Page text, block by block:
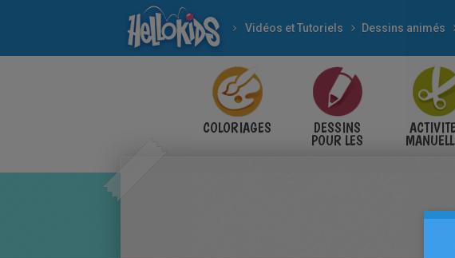
Vidéos et Tutoriels Dessins animés
COLORIAGES DESSINS
POUR LES